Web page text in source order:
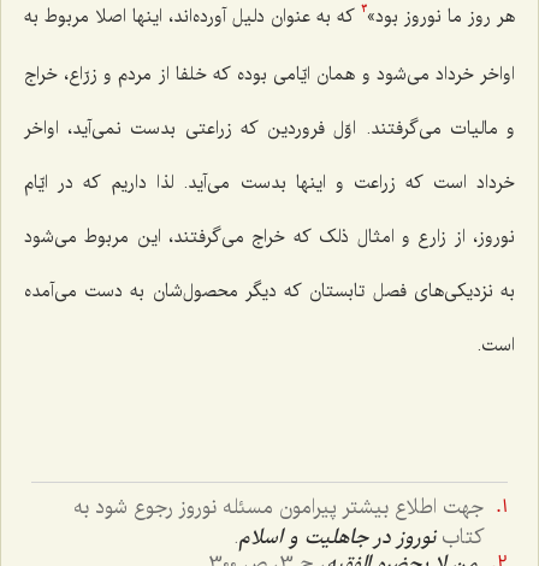
هر روز ما نوروز بود»3 که به عنوان دلیل آورده‌اند، اینها اصلا مربوط به
اواخر خرداد می‌شود و همان ایّامی بوده که خلفا از مردم و زرّاع، خراج
و مالیات می‌گرفتند. اوّل فروردین که زراعتی بدست نمی‌آید، اواخر
خرداد است که زراعت و اینها بدست می‌آید. لذا داریم که در ایّام
نوروز، از زارع و امثال ذلک که خراج می‌گرفتند، این مربوط می‌شود
به نزدیکی‌های فصل تابستان که دیگر محصول‌شان به دست می‌آمده
است.
جهت اطلاع بیشتر پیرامون مسئله نوروز رجوع شود به
کتابنوروز در جاهلیت و اسلام.